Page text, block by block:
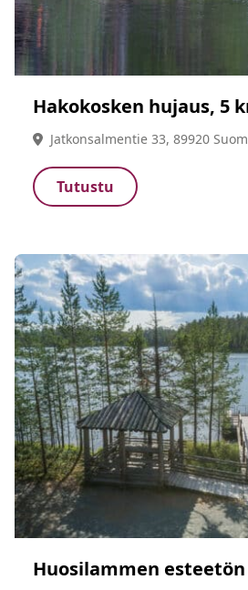
Hakokosken hujaus, 5
Jatkonsalmentie 33, 89920
Tutustu
Huosilammen